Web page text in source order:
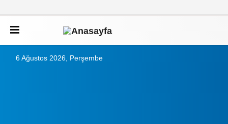
6 Ağustos 2026, Perşembe